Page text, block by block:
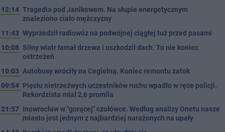
12:14 Tragedia pod Janikowem. Na słupie energetycznym
znaleziono ciało mężczyzny
11:43 Wyprzedził radiowóz na podwójnej ciągłej tuż przed pasami
10:08 Silny wiatr łamał drzewa i uszkodził dach. To nie koniec
ostrzeżeń
10:03 Autobusy wróciły na Cegielną. Koniec remontu zatok
09:54 Pięciu nietrzeźwych uczestników ruchu wpadło w ręce policji.
Rekordzista miał 2,6 promila
21:57 Inowrocław w "gorącej" czołówce. Według analizy Onetu nasze
miasto jest jednym z najbardziej narażonych na upały